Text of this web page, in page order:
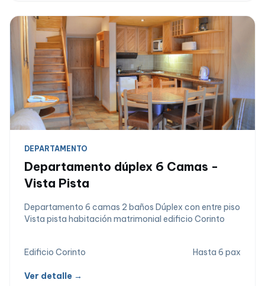
DEPARTAMENTO
Departamento dúplex 6 Camas -
Vista Pista
Departamento 6 camas 2 baños Dúplex con entre piso
Vista pista habitación matrimonial edificio Corinto
Edificio Corinto Hasta 6 pax
Ver detalle →